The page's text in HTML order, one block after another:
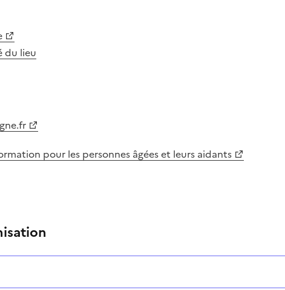
du lieu
pour les personnes âgées et leurs aidants